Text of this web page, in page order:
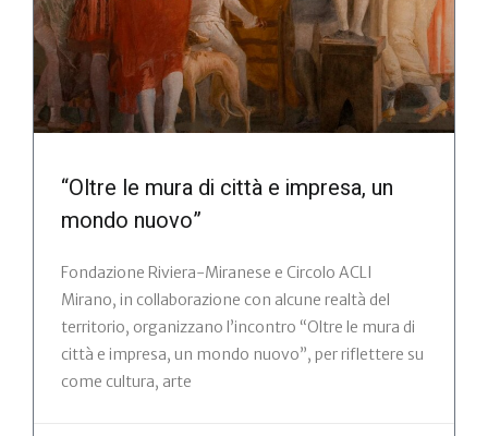
“Oltre le mura di città e impresa, un
mondo nuovo”
Fondazione Riviera-Miranese e Circolo ACLI
Mirano, in collaborazione con alcune realtà del
territorio, organizzano l’incontro “Oltre le mura di
città e impresa, un mondo nuovo”, per riflettere su
come cultura, arte